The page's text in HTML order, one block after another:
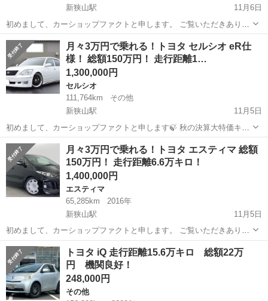
新狭山駅
11月6日
初めまして、カーショップファクトと申します。 ご覧いただきありが
とうございます！ こちらのヴェルファイアは、特に大きな不具合等は
ないお車です！🚙 今回は最近人気の上がってきているお車のご紹介で
す！ こちらは2014年...
埼玉 狭山市 新狭山駅 ヴェルファイア
月々3万円で乗れる！トヨタ セルシオ eR仕
様！ 総額150万円！ 走行距離1…
1,300,000円
セルシオ
111,764km
その他
新狭山駅
11月5日
初めまして、カーショップファクトと申します🍃 秋の決算大特価キャ
ンペーンのご案内です🍂 ご覧いただきありがとうございます！ こちら
のセルシオは、特に大きな不具合等はないお車です🚙 こちらは修復歴
はございません！ オ...
埼玉 狭山市 新狭山駅 セルシオ 車両
月々3万円で乗れる！トヨタ エスティマ 総額
150万円！ 走行距離6.6万キロ！
1,400,000円
エスティマ
65,285km
2016年
新狭山駅
11月5日
初めまして、カーショップファクトと申します。 ご覧いただきありが
とうございます！ こちらエスティマは、特に大きな不具合等はないお
車です！🚙 今回は最近人気の上がってきているお車のご紹介です！ こ
ちらは2016年式で走...
埼玉 狭山市 新狭山駅 エスティマ 走行距離
トヨタ iQ 走行距離15.6万キロ 総額22万
円 機関良好！
248,000円
その他